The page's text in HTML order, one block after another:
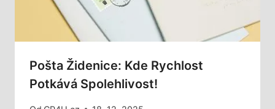
Pošta Židenice: Kde Rychlost
Potkává Spolehlivost!